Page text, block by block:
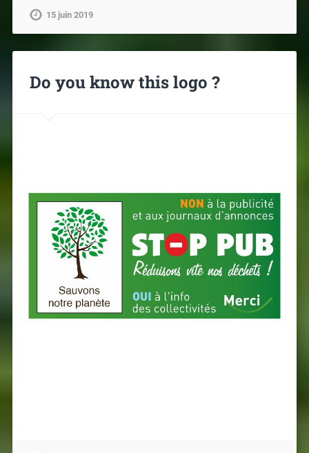
15 juin 2019
Do you know this logo ?